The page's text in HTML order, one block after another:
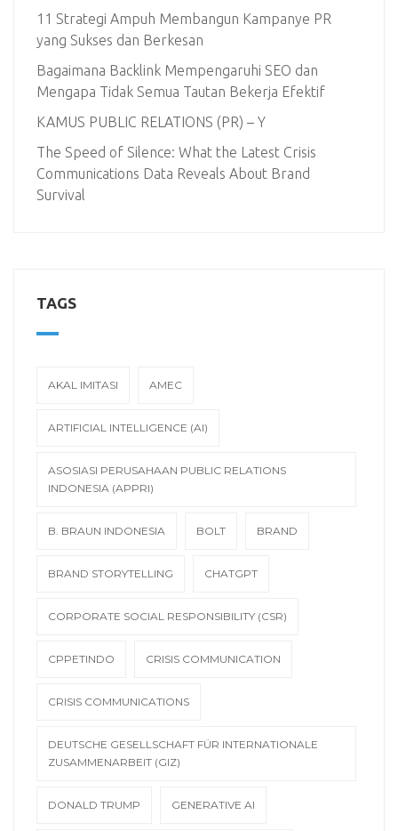
11 Strategi Ampuh Membangun Kampanye PR
yang Sukses dan Berkesan
Bagaimana Backlink Mempengaruhi SEO dan
Mengapa Tidak Semua Tautan Bekerja Efektif
KAMUS PUBLIC RELATIONS (PR) – Y
The Speed of Silence: What the Latest Crisis
Communications Data Reveals About Brand
Survival
TAGS
AKAL IMITASI AMEC
ARTIFICIAL INTELLIGENCE (AI)
ASOSIASI PERUSAHAAN PUBLIC RELATIONS
INDONESIA (APPRI)
B. BRAUN INDONESIA BOLT BRAND
BRAND STORYTELLING CHATGPT
CORPORATE SOCIAL RESPONSIBILITY (CSR)
CPPETINDO CRISIS COMMUNICATION
CRISIS COMMUNICATIONS
DEUTSCHE GESELLSCHAFT FÜR INTERNATIONALE
ZUSAMMENARBEIT (GIZ)
DONALD TRUMP GENERATIVE AI